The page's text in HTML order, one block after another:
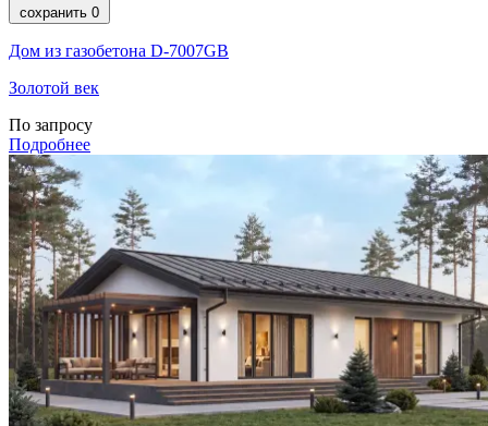
сохранить 0
Дом из газобетона D-7007GB
Золотой век
По запросу
Подробнее